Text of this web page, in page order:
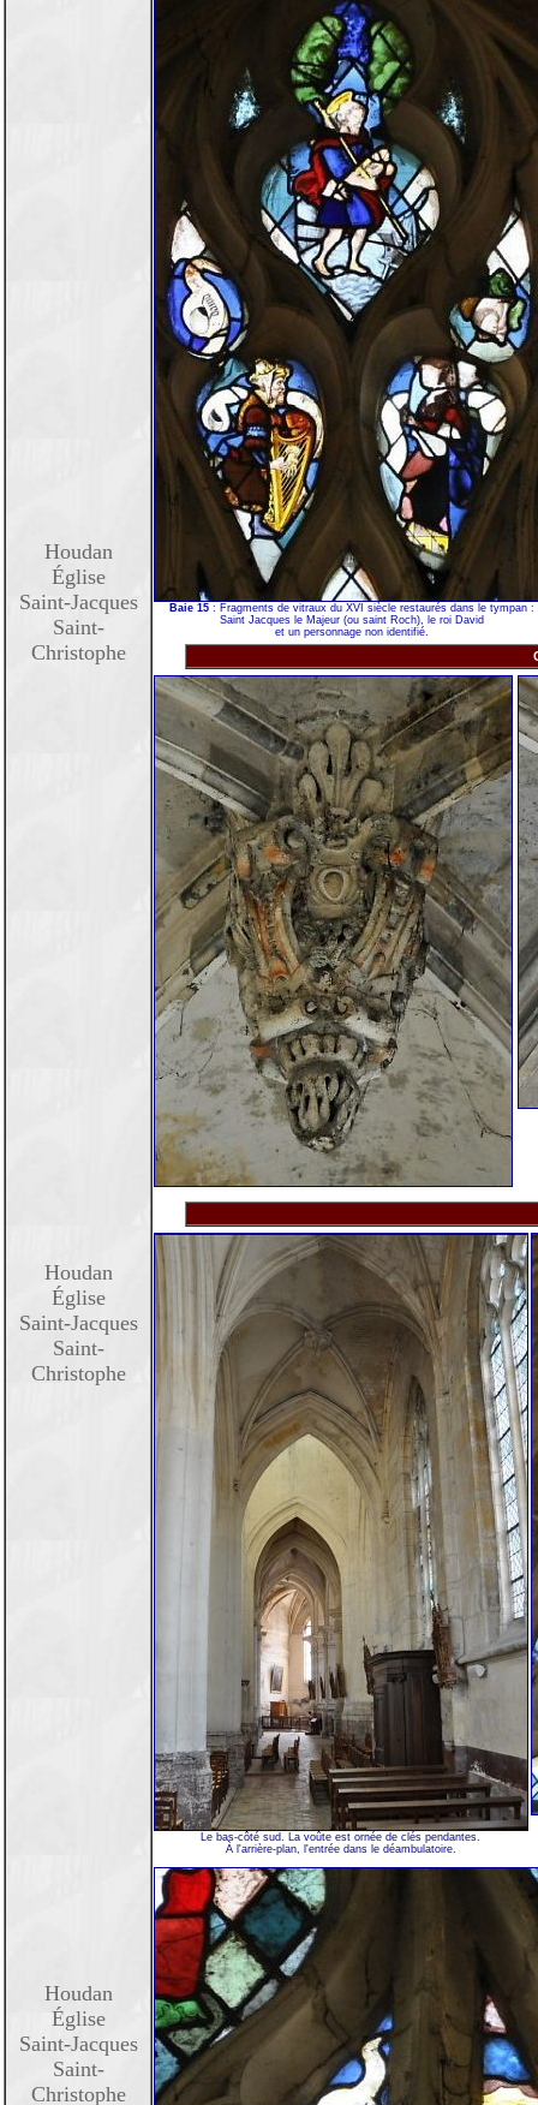
Houdan
Église
Saint-Jacques
Saint-
Christophe
Houdan
Église
Saint-Jacques
Saint-
Christophe
Houdan
Église
Saint-Jacques
Saint-
Christophe
Baie 15 : Fragments de vitraux du XVI siècle restaurés dans le tympan :
Saint Jacques le Majeur (ou saint Roch), le roi David
et un personnage non identifié.
Le bas-côté sud. La voûte est ornée de clés pendantes.
À l'arrière-plan, l'entrée dans le déambulatoire.